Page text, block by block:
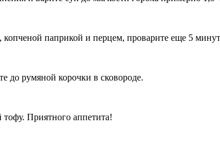
паприкой и перцем, проварите еще 5
до румяной корочки в сковороде.
Приятного аппетита!